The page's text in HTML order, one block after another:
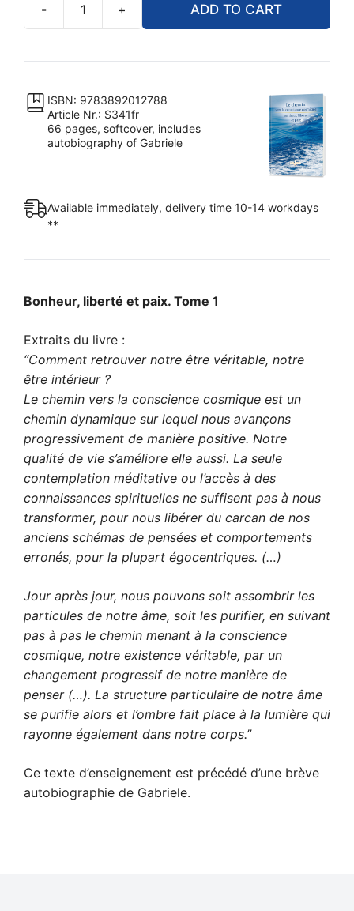
-
vers
conscience
quantity
+ ADD TO CART
ISBN: 9783892012788
Article Nr.: S341fr
66 pages, softcover, includes
autobiography of Gabriele
Available immediately, delivery time 10-14 workdays
**
Bonheur, liberté et paix. Tome 1
Extraits du livre :
“Comment retrouver notre être véritable, notre
être intérieur ?
Le chemin vers la conscience cosmique est un
chemin dynamique sur lequel nous avançons
progressivement de manière positive. Notre
qualité de vie s’améliore elle aussi. La seule
contemplation méditative ou l’accès à des
connaissances spirituelles ne suffisent pas à nous
transformer, pour nous libérer du carcan de nos
anciens schémas de pensées et comportements
erronés, pour la plupart égocentriques. (…)
Jour après jour, nous pouvons soit assombrir les
particules de notre âme, soit les purifier, en suivant
pas à pas le chemin menant à la conscience
cosmique, notre existence véritable, par un
changement progressif de notre manière de
penser (…). La structure particulaire de notre âme
se purifie alors et l’ombre fait place à la lumière qui
rayonne également dans notre corps.”
Ce texte d’enseignement est précédé d’une brève
autobiographie de Gabriele.